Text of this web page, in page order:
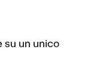
su un unico